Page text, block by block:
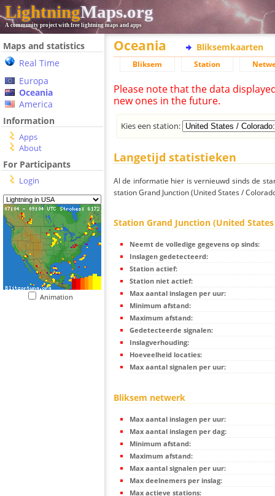
LightningMaps.org
A community project with free lightning maps and apps
Maps and statistics
Real Time
Europa
Oceania
America
Information
Apps
About
For Participants
Login
Animation
Oceania Bliksemkaarten
Bliksem Station
Please note that the data
new ones in the future.
Kies een station:
Langetijd statistieken
Al de informatie hier is vernieuwd sinds de
station Grand Junction (United States /
Station Grand Junction (United
Neemt de volledige gegevens op sinds:
Inslagen gedetecteerd:
Station actief:
Station niet actief:
Max aantal inslagen per uur:
Minimum afstand:
Maximum afstand:
Gedetecteerde signalen:
Inslagverhouding:
Hoeveelheid locaties:
Max aantal signalen per uur:
Bliksem netwerk
Max aantal inslagen per uur:
Max aantal inslagen per dag:
Minimum afstand:
Maximum afstand:
Max aantal signalen per uur:
Max deelnemers per inslag:
Max actieve stations: